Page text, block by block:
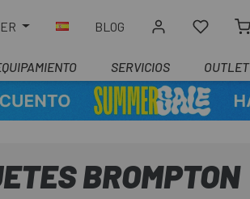
BLOG
SERVICIOS OUTLET
BROMPTON